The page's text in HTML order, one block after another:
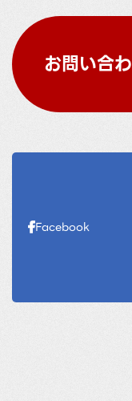
お問い合
Facebook